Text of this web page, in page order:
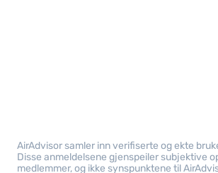
AirAdvisor samler inn verifiserte og ekte
Disse anmeldelsene gjenspeiler subjektive
medlemmer, og ikke synspunktene til